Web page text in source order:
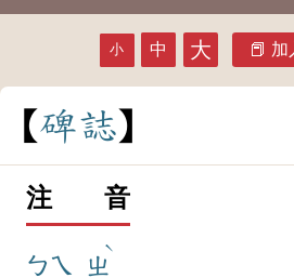
小 中 大 加
碑誌
注 音
ㄅㄟ ㄓ
ˋ